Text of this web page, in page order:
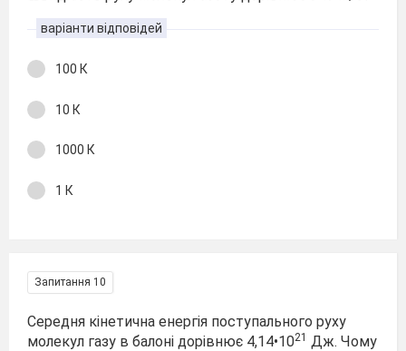
варіанти відповідей
100 К
10 К
1000 К
1 К
Запитання 10
Середня кінетична енергія поступального руху
молекул газу в балоні дорівнює 4,14ꞏ1021 Дж. Чому